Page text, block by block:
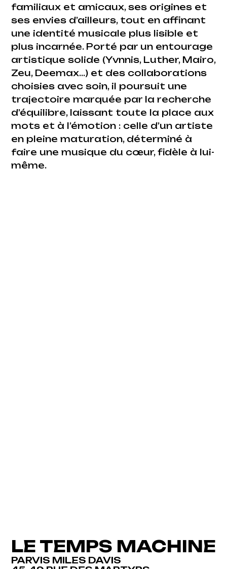
familiaux et amicaux, ses origines et
ses envies d’ailleurs, tout en affinant
une identité musicale plus lisible et
plus incarnée. Porté par un entourage
artistique solide (Yvnnis, Luther, Mairo,
Zeu, Deemax…) et des collaborations
choisies avec soin, il poursuit une
trajectoire marquée par la recherche
d’équilibre, laissant toute la place aux
mots et à l’émotion : celle d’un artiste
en pleine maturation, déterminé à
faire une musique du cœur, fidèle à lui-
même.
LE TEMPS MACHINE
PARVIS MILES DAVIS